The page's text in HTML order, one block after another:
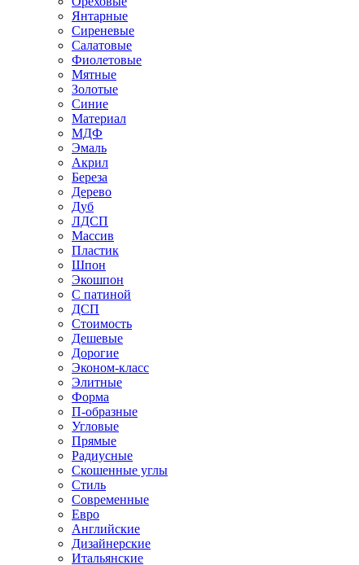
Янтарные
Сиреневые
Салатовые
Фиолетовые
Мятные
Золотые
Синие
Материал
МДФ
Эмаль
Акрил
Береза
Дерево
Дуб
ЛДСП
Массив
Пластик
Шпон
Экошпон
С патиной
ДСП
Стоимость
Дешевые
Дорогие
Эконом-класс
Элитные
Форма
П-образные
Угловые
Прямые
Радиусные
Скошенные углы
Стиль
Современные
Евро
Английские
Дизайнерские
Итальянские